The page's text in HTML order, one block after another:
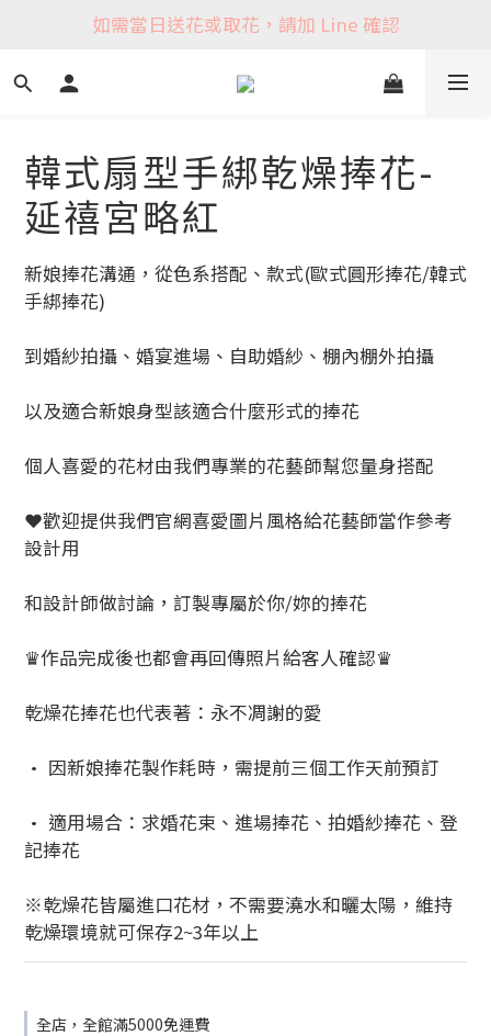
如需當日送花或取花，請加 Line 確認
韓式扇型手綁乾燥捧花-
延禧宮略紅
新娘捧花溝通，從色系搭配、款式(歐式圓形捧花/韓式
手綁捧花)
到婚紗拍攝、婚宴進場、自助婚紗、棚內棚外拍攝
以及適合新娘身型該適合什麼形式的捧花
個人喜愛的花材由我們專業的花藝師幫您量身搭配
❤歡迎提供我們官網喜愛圖片風格給花藝師當作參考
設計用
和設計師做討論，訂製專屬於你/妳的捧花
♛作品完成後也都會再回傳照片給客人確認♛
乾燥花捧花也代表著：永不凋謝的愛
• 因新娘捧花製作耗時，需提前三個工作天前預訂
• 適用場合：求婚花束、進場捧花、拍婚紗捧花、登
記捧花
※乾燥花皆屬進口花材，不需要澆水和曬太陽，維持
乾燥環境就可保存2~3年以上
全店，全館滿5000免運費